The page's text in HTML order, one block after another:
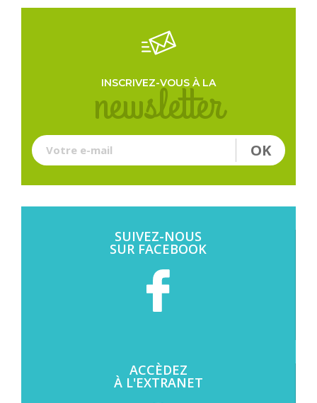
INSCRIVEZ-VOUS À LA
newsletter
Votre e-mail OK
SUIVEZ-NOUS
SUR FACEBOOK
ACCÈDEZ
À L'EXTRANET